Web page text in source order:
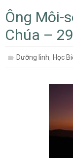
Ông Môi-
Chúa –
Dưỡng linh,Học